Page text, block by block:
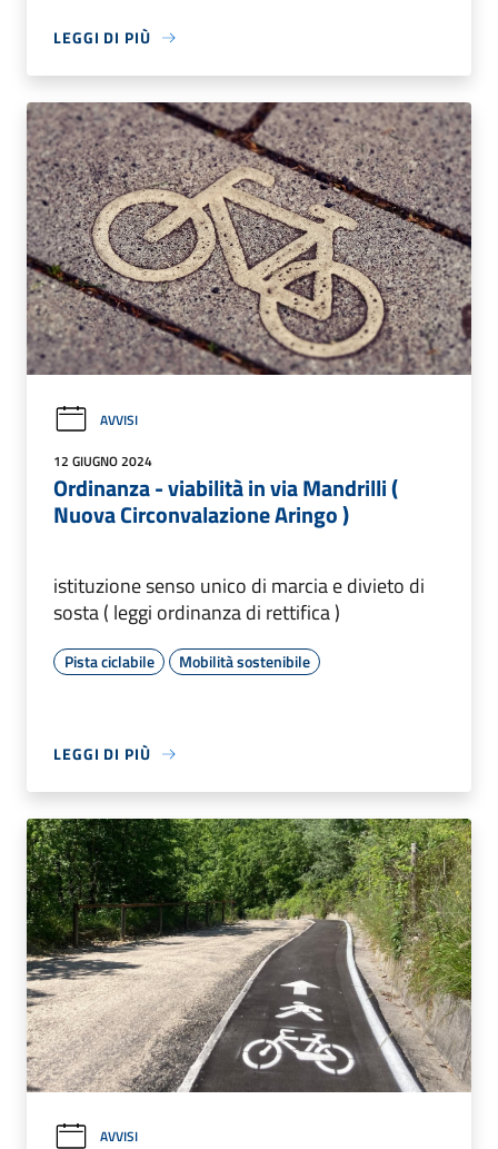
LEGGI DI PIÙ
AVVISI
12 GIUGNO 2024
Ordinanza - viabilità in via Mandrilli (
Nuova Circonvalazione Aringo )
istituzione senso unico di marcia e divieto di
sosta ( leggi ordinanza di rettifica )
Pista ciclabile Mobilità sostenibile
LEGGI DI PIÙ
AVVISI